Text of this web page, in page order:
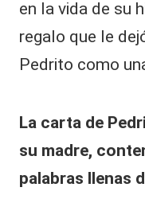
en la vida de su
regalo que le
Pedrito como
La carta de
su madre,
palabras llenas